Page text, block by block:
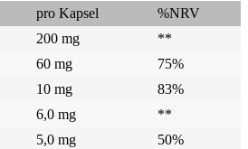
pro Kapsel
%NRV
200 mg
**
60 mg
75%
10 mg
83%
6,0 mg
**
5,0 mg
50%